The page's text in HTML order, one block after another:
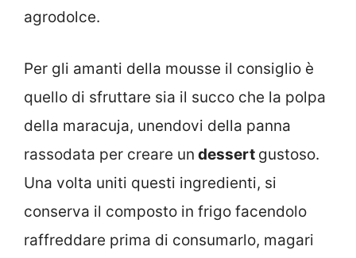
agrodolce.
Per gli amanti della mousse il consiglio è
quello di sfruttare sia il succo che la polpa
della maracuja, unendovi della panna
rassodata per creare un dessert gustoso.
Una volta uniti questi ingredienti, si
conserva il composto in frigo facendolo
raffreddare prima di consumarlo, magari